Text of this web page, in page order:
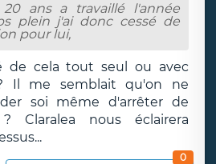
ans a travaillé l'année
plein j'ai donc cessé de
pour lui,
de cela tout seul ou avec
Il me semblait qu'on ne
soi même d'arrêter de
Claralea nous éclairera
0